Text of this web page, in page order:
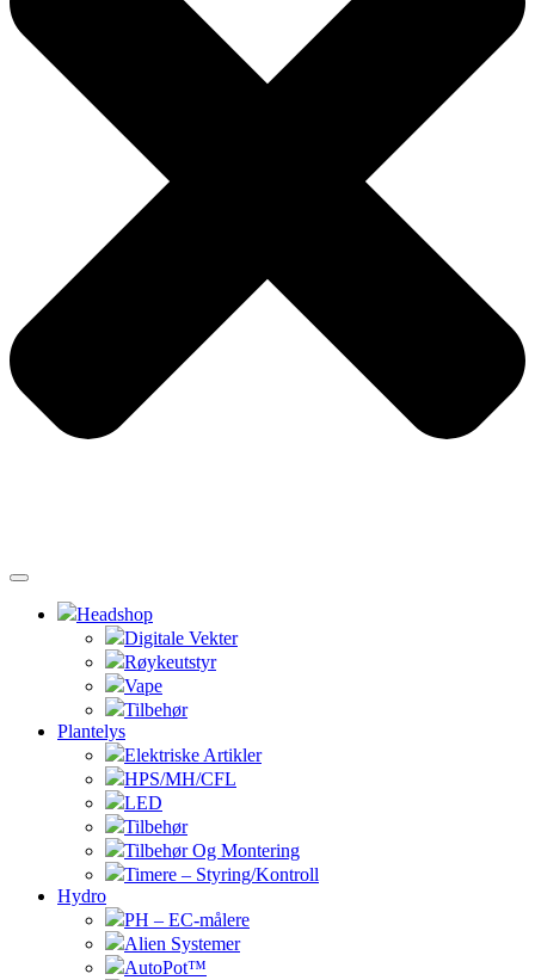
Headshop
Digitale Vekter
Røykeutstyr
Vape
Tilbehør
Plantelys
Elektriske Artikler
HPS/MH/CFL
LED
Tilbehør
Tilbehør Og Montering
Timere – Styring/Kontroll
Hydro
PH – EC-målere
Alien Systemer
AutoPot™